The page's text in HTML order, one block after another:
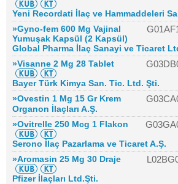
Yeni Recordati İlaç ve Hammaddeleri
»Gyno-fem 600 Mg Vajinal
Yumuşak Kapsül (2 Kapsül)
Global Pharma İlaç Sanayi ve Ticaret
»Visanne 2 Mg 28 Tablet
Bayer Türk Kimya San. Tic. Ltd. Şti.
»Ovestin 1 Mg 15 Gr Krem
Organon İlaçları A.Ş.
»Ovitrelle 250 Mcg 1 Flakon
Serono İlaç Pazarlama ve Ticaret A.Ş.
»Aromasin 25 Mg 30 Draje
Pfizer İlaçları Ltd.Şti.